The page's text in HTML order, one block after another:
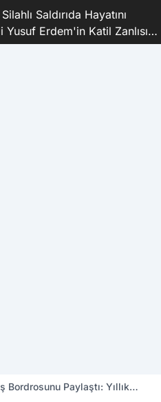
Saldırıda Hayatını
Erdem'in Katil Zanlısı
Bordrosunu Paylaştı: Yıllık